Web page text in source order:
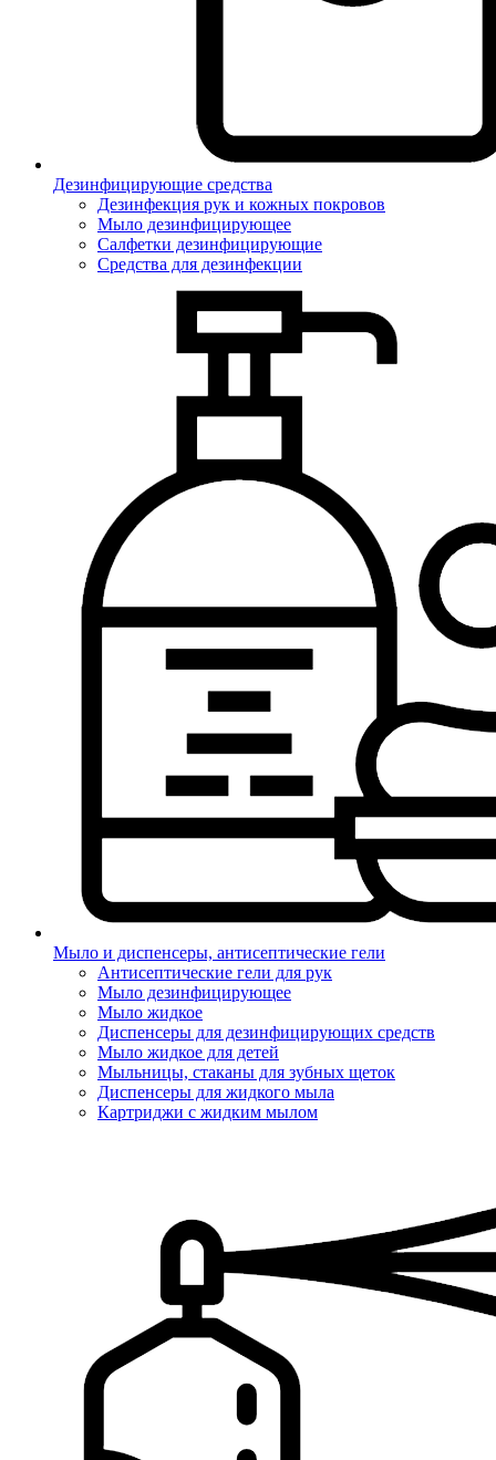
Дезинфицирующие средства
Дезинфекция рук и кожных покровов
Мыло дезинфицирующее
Салфетки дезинфицирующие
Средства для дезинфекции
Мыло и диспенсеры, антисептические гели
Антисептические гели для рук
Мыло дезинфицирующее
Мыло жидкое
Диспенсеры для дезинфицирующих средств
Мыло жидкое для детей
Мыльницы, стаканы для зубных щеток
Диспенсеры для жидкого мыла
Картриджи с жидким мылом